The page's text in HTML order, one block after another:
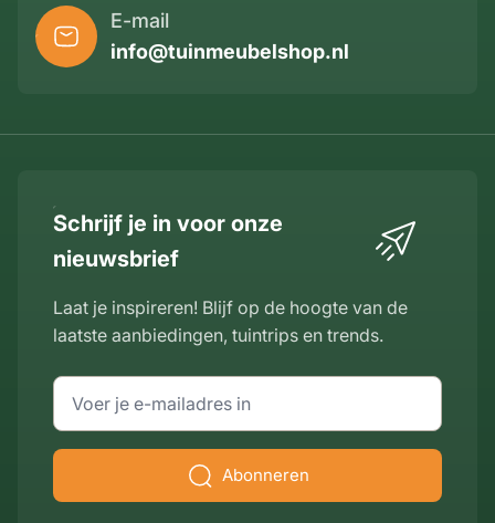
E-mail
info@tuinmeubelshop.nl
Schrijf je in voor onze
nieuwsbrief
Laat je inspireren! Blijf op de hoogte van de
laatste aanbiedingen, tuintrips en trends.
E-mailadres
Abonneren